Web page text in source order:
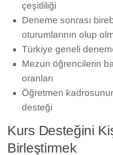
çeşitliliği
Deneme sonrası
oturumlarının olup
Türkiye geneli
Mezun öğrencilerin
oranları
Öğretmen
desteği
Kurs Desteğini
Birleştirmek